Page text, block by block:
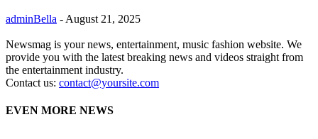
adminBella - August 21, 2025
Newsmag is your news, entertainment, music fashion website. We
provide you with the latest breaking news and videos straight from
the entertainment industry.
Contact us: contact@yoursite.com
EVEN MORE NEWS